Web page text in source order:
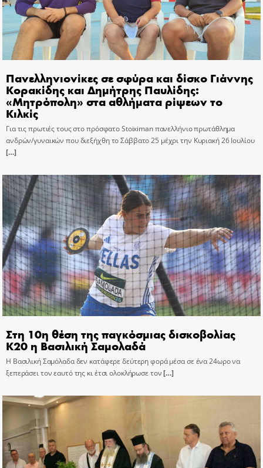
Πανελληνιονίκες σε σφύρα και δίσκο Γιάννης
Κορακίδης και Δημήτρης Παυλίδης:
«Μητρόπολη» στα αθλήματα ρίψεων το
Κιλκίς
Για τις πρωτιές τους στο πρόσφατο Stoiximan πανελλήνιο πρωτάθλημα
ανδρών/γυναικών που διεξήχθη το Σάββατο 25 μέχρι την Κυριακή 26 Ιουλίου
[…]
Στη 10η θέση της παγκόσμιας δισκοβολίας
Κ20 η Βασιλική Σαμολαδά
Η Βασιλική Σαμόλαδα δεν κατάφερε δεύτερη φορά μέσα σε ένα 24ωρο να
ξεπεράσει τον εαυτό της κι έτσι ολοκλήρωσε τον[…]